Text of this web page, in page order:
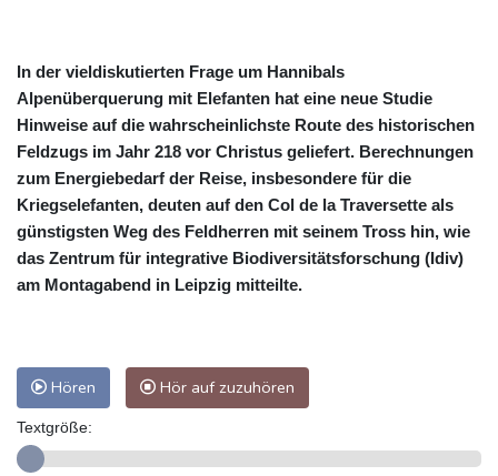
In der vieldiskutierten Frage um Hannibals
Alpenüberquerung mit Elefanten hat eine neue Studie
Hinweise auf die wahrscheinlichste Route des historischen
Feldzugs im Jahr 218 vor Christus geliefert. Berechnungen
zum Energiebedarf der Reise, insbesondere für die
Kriegselefanten, deuten auf den Col de la Traversette als
günstigsten Weg des Feldherren mit seinem Tross hin, wie
das Zentrum für integrative Biodiversitätsforschung (Idiv)
am Montagabend in Leipzig mitteilte.
Hören Hör auf zuzuhören
Textgröße: